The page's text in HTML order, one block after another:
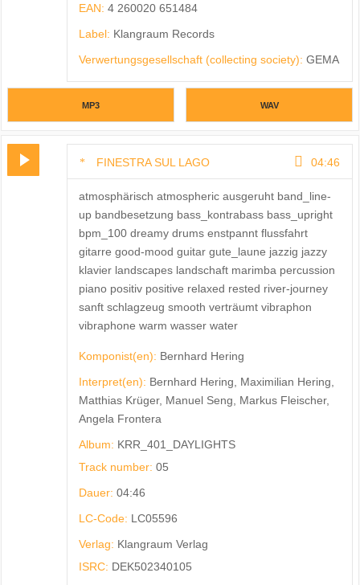
EAN: 4 260020 651484
Label: Klangraum Records
Verwertungsgesellschaft (collecting society): GEMA
MP3 WAV
FINESTRA SUL LAGO 04:46
atmosphärisch atmospheric ausgeruht band_line-
up bandbesetzung bass_kontrabass bass_upright
bpm_100 dreamy drums enstpannt flussfahrt
gitarre good-mood guitar gute_laune jazzig jazzy
klavier landscapes landschaft marimba percussion
piano positiv positive relaxed rested river-journey
sanft schlagzeug smooth verträumt vibraphon
vibraphone warm wasser water
Komponist(en): Bernhard Hering
Interpret(en): Bernhard Hering, Maximilian Hering,
Matthias Krüger, Manuel Seng, Markus Fleischer,
Angela Frontera
Album: KRR_401_DAYLIGHTS
Track number: 05
Dauer: 04:46
LC-Code: LC05596
Verlag: Klangraum Verlag
ISRC: DEK502340105